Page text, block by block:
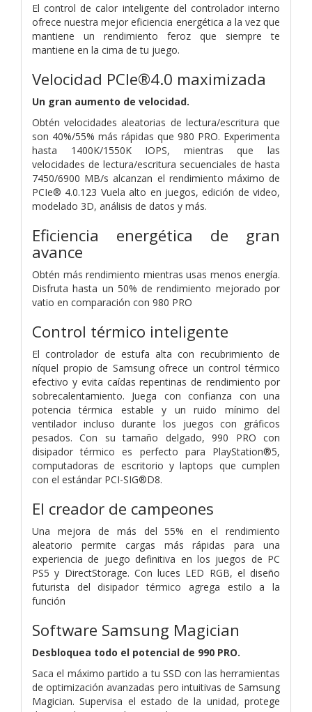
El control de calor inteligente del controlador interno
ofrece nuestra mejor eficiencia energética a la vez que
mantiene un rendimiento feroz que siempre te
mantiene en la cima de tu juego.
Velocidad PCIe®4.0 maximizada
Un gran aumento de velocidad.
Obtén velocidades aleatorias de lectura/escritura que
son 40%/55% más rápidas que 980 PRO. Experimenta
hasta 1400K/1550K IOPS, mientras que las
velocidades de lectura/escritura secuenciales de hasta
7450/6900 MB/s alcanzan el rendimiento máximo de
PCIe® 4.0.123 Vuela alto en juegos, edición de video,
modelado 3D, análisis de datos y más.
Eficiencia energética de gran
avance
Obtén más rendimiento mientras usas menos energía.
Disfruta hasta un 50% de rendimiento mejorado por
vatio en comparación con 980 PRO
Control térmico inteligente
El controlador de estufa alta con recubrimiento de
níquel propio de Samsung ofrece un control térmico
efectivo y evita caídas repentinas de rendimiento por
sobrecalentamiento. Juega con confianza con una
potencia térmica estable y un ruido mínimo del
ventilador incluso durante los juegos con gráficos
pesados. Con su tamaño delgado, 990 PRO con
disipador térmico es perfecto para PlayStation®5,
computadoras de escritorio y laptops que cumplen
con el estándar PCI-SIG®D8.
El creador de campeones
Una mejora de más del 55% en el rendimiento
aleatorio permite cargas más rápidas para una
experiencia de juego definitiva en los juegos de PC
PS5 y DirectStorage. Con luces LED RGB, el diseño
futurista del disipador térmico agrega estilo a la
función
Software Samsung Magician
Desbloquea todo el potencial de 990 PRO.
Saca el máximo partido a tu SSD con las herramientas
de optimización avanzadas pero intuitivas de Samsung
Magician. Supervisa el estado de la unidad, protege